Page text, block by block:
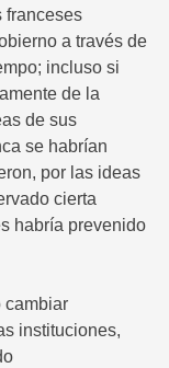
franceses
a través de
incluso si
de la
de sus
se habrían
por las ideas
cierta
habría prevenido
cambiar
instituciones,